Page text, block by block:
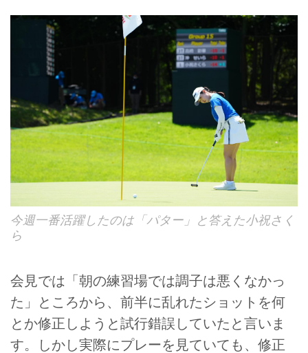
今週一番活躍したのは「パター」と答えた小祝さく
ら
会見では「朝の練習場では調子は悪くなかっ
た」ところから、前半に乱れたショットを何
とか修正しようと試行錯誤していたと言いま
す。しかし実際にプレーを見ていても、修正